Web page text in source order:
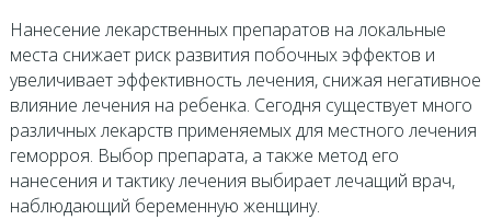
Нанесение лекарственных препаратов на локальные
места снижает риск развития побочных эффектов и
увеличивает эффективность лечения, снижая негативное
влияние лечения на ребенка. Сегодня существует много
различных лекарств применяемых для местного лечения
геморроя. Выбор препарата, а также метод его
нанесения и тактику лечения выбирает лечащий врач,
наблюдающий беременную женщину.